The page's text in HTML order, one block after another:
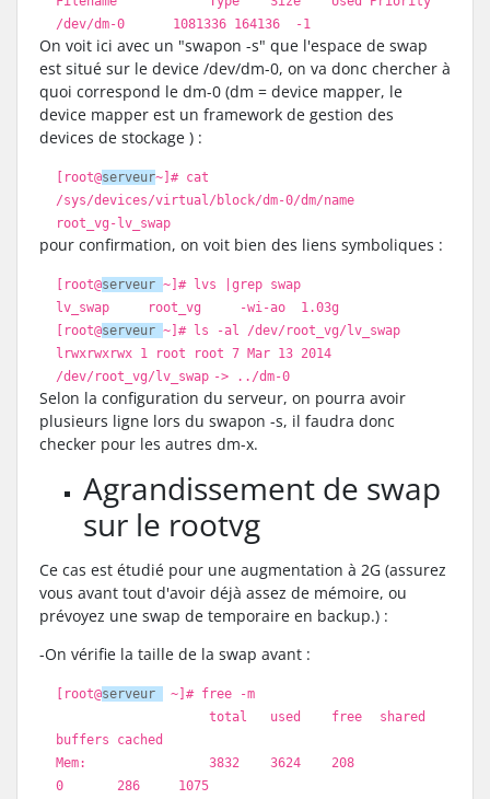
/dev/dm-0
1081336 164136 -1
On voit ici avec un "swapon -s" que l'espace de swap
est situé sur le device /dev/dm-0, on va donc chercher à
quoi correspond le dm-0 (dm = device mapper, le
device mapper est un framework de gestion des
devices de stockage ) :
[root@serveur~] # cat
/sys/devices/virtual/block/dm-0/dm/name
root_vg-lv_swap
pour confirmation, on voit bien des liens symboliques :
[root@serveur ~] # lvs |grep swap
lv_swap root_vg -wi-ao 1.03g
[root@serveur ~] # ls -al /dev/root_vg/lv_swap
lrwxrwxrwx 1 root root 7 Mar 13 2014
/dev/root_vg/lv_swap -> .. /dm-0
Selon la configuration du serveur, on pourra avoir
plusieurs ligne lors du swapon -s, il faudra donc
checker pour les autres dm-x.
Agrandissement de swap
sur le rootvg
Ce cas est étudié pour une augmentation à 2G (assurez
vous avant tout d'avoir déjà assez de mémoire, ou
prévoyez une swap de temporaire en backup.) :
-On vérifie la taille de la swap avant :
[root@serveur ~] # free -m
total used free
shared
buffers cached
Mem: 3832 3624 208
0 286 1075